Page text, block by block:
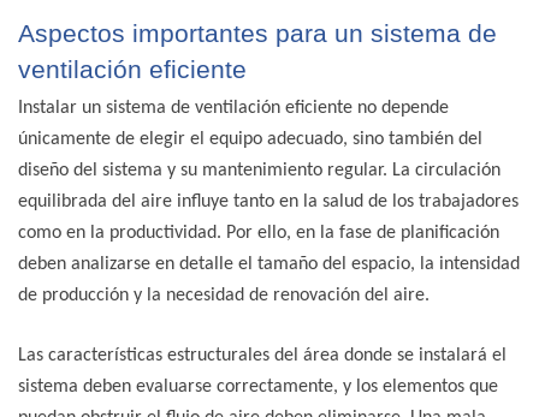
Aspectos importantes para un sistema de
ventilación eficiente
Instalar un sistema de ventilación eficiente no depende
únicamente de elegir el equipo adecuado, sino también del
diseño del sistema y su mantenimiento regular. La circulación
equilibrada del aire influye tanto en la salud de los trabajadores
como en la productividad. Por ello, en la fase de planificación
deben analizarse en detalle el tamaño del espacio, la intensidad
de producción y la necesidad de renovación del aire.
Las características estructurales del área donde se instalará el
sistema deben evaluarse correctamente, y los elementos que